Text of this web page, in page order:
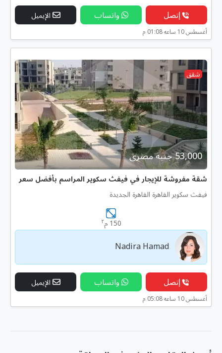
إتصل واتساب الإيميل
أغسطس 10 ساعه 01:08 م
شقق
53,000 جنية مصرى
شقة مفروشة للإيجار في فيفث سكوير المراسم بأفضل سعر
فيفث سكوير القاهرة القاهرة الجديدة
150 م ٢
Nadira Hamad
إتصل واتساب الإيميل
أغسطس 10 ساعه 05:08 م